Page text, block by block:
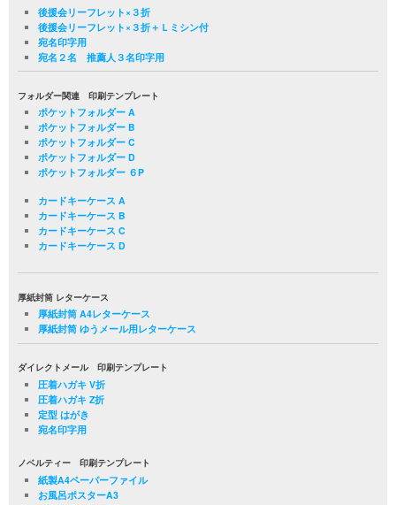
後援会リーフレット×３折
後援会リーフレット×３折＋Ｌミシン付
宛名印字用
宛名２名 推薦人３名印字用
フォルダー関連 印刷テンプレート
ポケットフォルダー A
ポケットフォルダー B
ポケットフォルダー C
ポケットフォルダー D
ポケットフォルダー ６P
カードキーケース A
カードキーケース B
カードキーケース C
カードキーケース D
厚紙封筒 レターケース
厚紙封筒 A4レターケース
厚紙封筒 ゆうメール用レターケース
ダイレクトメール 印刷テンプレート
圧着ハガキ V折
圧着ハガキ Z折
定型 はがき
宛名印字用
ノベルティー 印刷テンプレート
紙製A4ペーパーファイル
お風呂ポスターA3